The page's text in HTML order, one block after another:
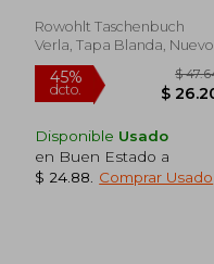
Rowohlt Taschenbuch
Verla, Tapa Blanda, Nuevo
Disponible Usado
en Buen Estado a
$ 24.88
Comprar Usado